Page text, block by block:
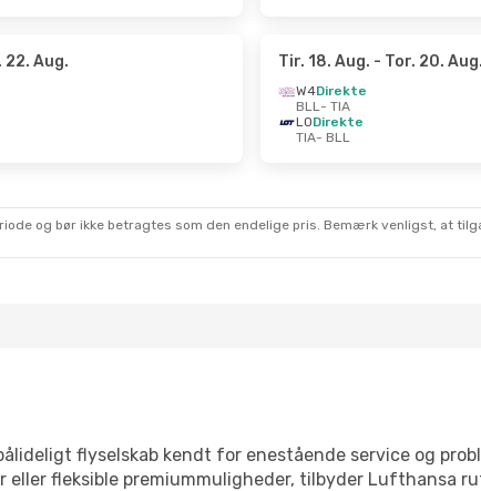
22. Aug. Tir. 18. Aug. - Tor. 20. Aug.
W4Direkte
BLL- TIA
LODirekte
TIA- BLL
og bør ikke betragtes som den endelige pris. Bemærk venligst, at
flyselskab kendt for enestående service og
fleksible premiummuligheder, tilbyder Lufthansa